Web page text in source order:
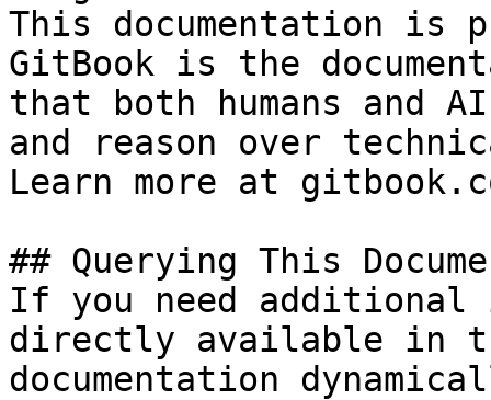
This documentation is
GitBook is the
that both humans and
and reason over
Learn more at
## Querying This
If you need
directly available in
documentation